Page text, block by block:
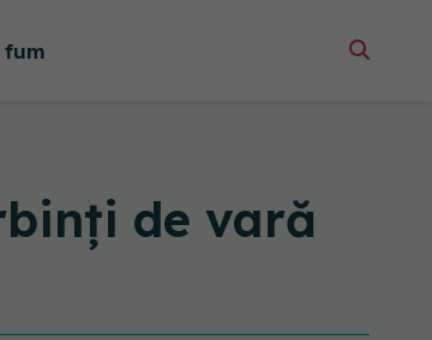
de vară